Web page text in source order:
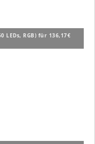
LEDs, RGB) für 136,17€